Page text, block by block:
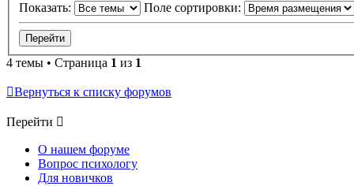
Показать: Поле сортировки:
4 темы • Страница 1 из 1
Вернуться к списку форумов
Перейти
О нашем форуме
Вопрос психологу
Для новичков